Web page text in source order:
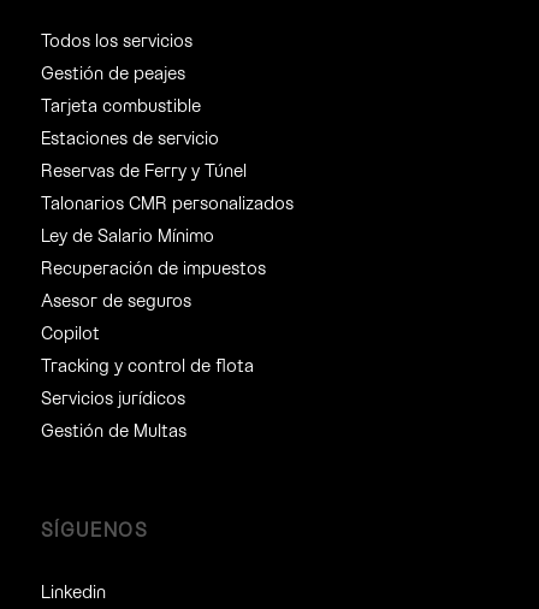
Todos los servicios
Gestión de peajes
Tarjeta combustible
Estaciones de servicio
Reservas de Ferry y Túnel
Talonarios CMR personalizados
Ley de Salario Mínimo
Recuperación de impuestos
Asesor de seguros
Copilot
Tracking y control de flota
Servicios jurídicos
Gestión de Multas
SÍGUENOS
Linkedin